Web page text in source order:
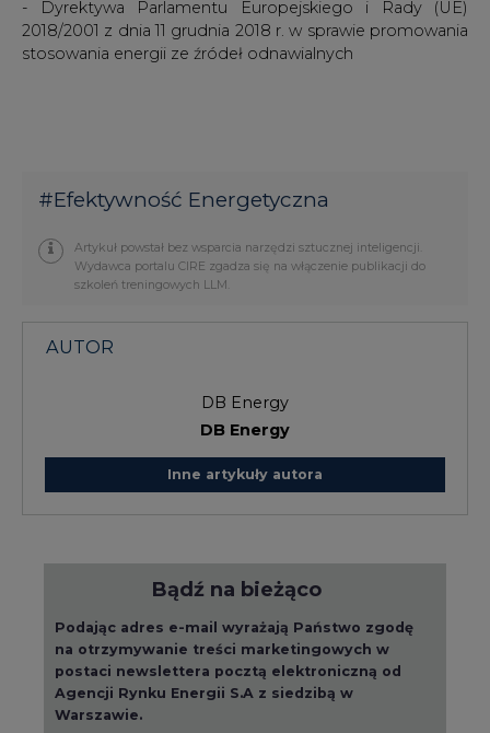
- Dyrektywa Parlamentu Europejskiego i Rady (UE)
2018/2001 z dnia 11 grudnia 2018 r. w sprawie promowania
stosowania energii ze źródeł odnawialnych
#Efektywność Energetyczna
Artykuł powstał bez wsparcia narzędzi sztucznej inteligencji.
Wydawca portalu CIRE zgadza się na włączenie publikacji do
szkoleń treningowych LLM.
AUTOR
DB Energy
DB Energy
Inne artykuły autora
Bądź na bieżąco
Podając adres e-mail wyrażają Państwo zgodę
na otrzymywanie treści marketingowych w
postaci newslettera pocztą elektroniczną od
Agencji Rynku Energii S.A z siedzibą w
Warszawie.